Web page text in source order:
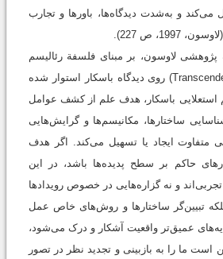
می‌کند و به‌شدت دیدگاه‌ها، باورها و تجارب
ص 227).
پژوهشی لاوسون، بر مبنای فلسفة رئالیسم
استعلایی (Transcendental realism) روی دیدگاه باسکار استوار شده
استعلایی باسکار، هدف علم از کشف عوامل
ساختارها، مکانیسم‌ها و گرایش‌هایی
متفاوت ایجاد یا تسهیل می‌کند. اگر هدف
حاکم بر سطح پدیده‌ها باشد، در این
و نه گزاره‌هایی در خصوص رویدادها
تبیین‌گر ساختارها و روش‌های خاص عمل
عمیق‌تر واقعیت آشکار و درک می‌شود،
ما را به بازبینی و تجدید نظر در تصور